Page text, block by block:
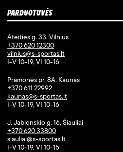
PARDUOTUVĖS
Ateities g. 33, Vilnius
+370 620 12300
vilnius@s-sportas.lt
I-V 10-19, VI 10-16
Pramonės pr. 8A, Kaunas
+370 611 22992
kaunas@s-sportas.lt
I-V 10-19, VI 10-16
J. Jablonskio g. 16, Šiauliai
+370 620 33800
siauliai@s-sportas.lt
I-V 10-19, VI 10-15